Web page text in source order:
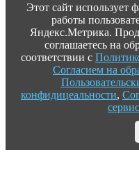
Этот сайт использует
работы
Яндекс.Метрика.
соглашаетесь на
соответствии с
Согласием на
конфидицеальности,